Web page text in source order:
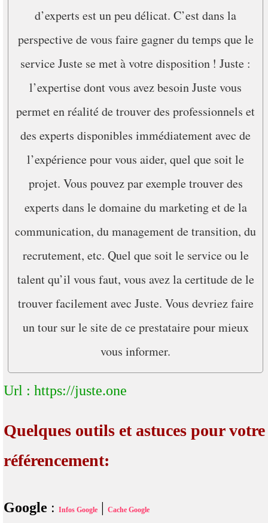
d’experts est un peu délicat. C’est dans la
perspective de vous faire gagner du temps que le
service Juste se met à votre disposition ! Juste :
l’expertise dont vous avez besoin Juste vous
permet en réalité de trouver des professionnels et
des experts disponibles immédiatement avec de
l’expérience pour vous aider, quel que soit le
projet. Vous pouvez par exemple trouver des
experts dans le domaine du marketing et de la
communication, du management de transition, du
recrutement, etc. Quel que soit le service ou le
talent qu’il vous faut, vous avez la certitude de le
trouver facilement avec Juste. Vous devriez faire
un tour sur le site de ce prestataire pour mieux
vous informer.
Url : https://juste.one
Quelques outils et astuces pour votre
référencement:
Google : Infos Google | Cache Google